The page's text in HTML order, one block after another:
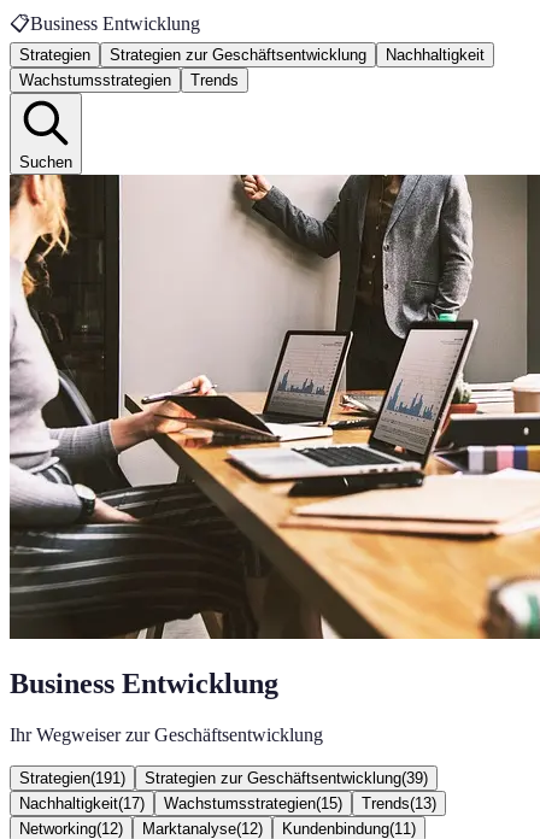
📋Business Entwicklung
Strategien Strategien zur Geschäftsentwicklung
Nachhaltigkeit
Wachstumsstrategien
Trends
Suchen
Business Entwicklung
Ihr Wegweiser zur Geschäftsentwicklung
Strategien(191 ) Strategien zur Geschäftsentwicklung(39)
Nachhaltigkeit(17) Wachstumsstrategien(15) Trends(13)
Networking(12) Marktanalyse(12) Kundenbindung(11 )